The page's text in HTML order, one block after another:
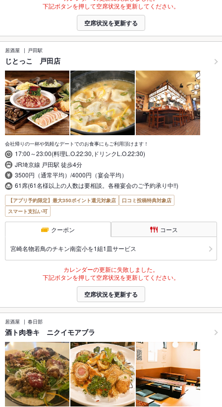
下記ボタンを押して空席状況を更新してください。
空席状況を更新する
居酒屋 戸田駅
じとっこ 戸田店
会社帰りの一杯や気軽なデートでのお食事にもご利用頂けます！
17:00～23:00(料理L.O.22:30,ドリンクL.O.22:30)
JR埼京線 戸田駅 徒歩4分
3500円（通常平均）/4000円（宴会平均）
61席(61名様以上の人数は要相談。各種宴会のご予約承り中!!)
【アプリ予約限定】最大350ポイント還元対象店
口コミ投稿特典対象店
スマート支払い可
クーポン コース
宮崎名物若鳥のチキン南蛮小を1組1皿サービス
カレンダーの更新に失敗しました。
下記ボタンを押して空席状況を更新してください。
空席状況を更新する
居酒屋 春日部
酒ト肉巻キ ニクイモアブラ